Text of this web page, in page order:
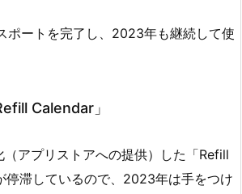
ポートを完了し、2023年も継続して使
Calendar」
アプリストアへの提供）した「Refill
停滞しているので、2023年は手をつけ